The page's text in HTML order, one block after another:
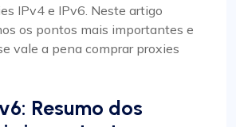
IPv4 e IPv6. Neste artigo
os pontos mais importantes e
vale a pena comprar proxies
Resumo dos